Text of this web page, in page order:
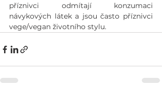
příznivci odmítají konzumaci
návykových látek a jsou často příznivci
vege/vegan životního stylu.